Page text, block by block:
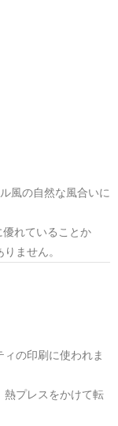
風の自然な風合いに
れていることか
ません。
の印刷に使われま
熱プレスをかけて転